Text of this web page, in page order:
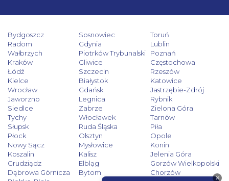
Bydgoszcz Sosnowiec
Toruń
Radom
Gdynia
Lublin
Wałbrzych
Piotrków Trybunalski
Poznań
Kraków
Gliwice
Częstochowa
Łódź
Szczecin
Rzeszów
Kielce
Białystok
Katowice
Wrocław
Gdańsk
Jastrzębie-Zdrój
Jaworzno
Legnica
Rybnik
Siedlce
Zabrze
Zielona Góra
Tychy
Włocławek
Tarnów
Słupsk
Ruda Śląska
Piła
Płock
Olsztyn
Opole
Nowy Sącz
Mysłowice
Konin
Koszalin
Kalisz
Jelenia Góra
Grudziądz
Elbląg
Gorzów Wielkopolski
Dąbrowa Górnicza
Bytom
Chorzów